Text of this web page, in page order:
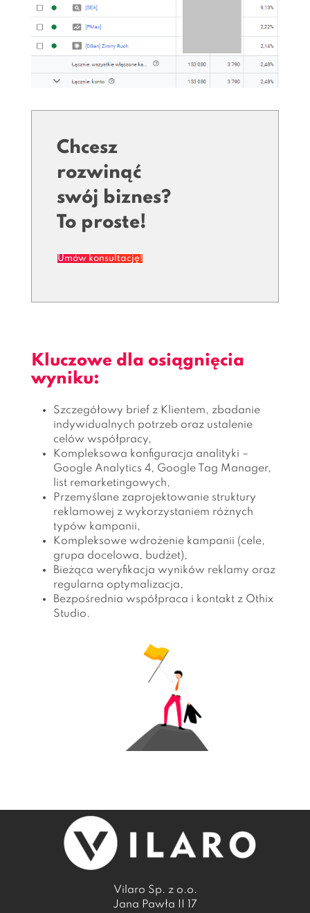
Chcesz
rozwinąć
swój biznes?
To proste!
Umów konsultację!
Kluczowe dla osiągnięcia
wyniku:
Szczegółowy brief z Klientem, zbadanie
indywidualnych potrzeb oraz ustalenie
celów współpracy,
Kompleksowa konfiguracja analityki –
Google Analytics 4, Google Tag Manager,
list remarketingowych,
Przemyślane zaprojektowanie struktury
reklamowej z wykorzystaniem różnych
typów kampanii,
Kompleksowe wdrożenie kampanii (cele,
grupa docelowa, budżet),
Bieżąca weryfikacja wyników reklamy oraz
regularna optymalizacja,
Bezpośrednia współpraca i kontakt z Othix
Studio.
Vilaro Sp. z o.o.
Jana Pawła II 17